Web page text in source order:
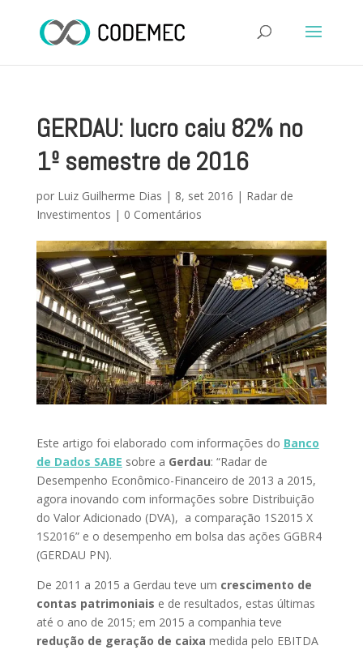
GERDAU: lucro caiu 82% no
1º semestre de 2016
por Luiz Guilherme Dias | 8, set 2016 | Radar de
Investimentos | 0 Comentários
Este artigo foi elaborado com informações do Banco
de Dados SABE sobre a Gerdau: “Radar de
Desempenho Econômico-Financeiro de 2013 a 2015,
agora inovando com informações sobre Distribuição
do Valor Adicionado (DVA), a comparação 1S2015 X
1S2016” e o desempenho em bolsa das ações GGBR4
(GERDAU PN).
De 2011 a 2015 a Gerdau teve um crescimento de
contas patrimoniais e de resultados, estas últimas
até o ano de 2015; em 2015 a companhia teve
redução de geração de caixa medida pelo EBITDA